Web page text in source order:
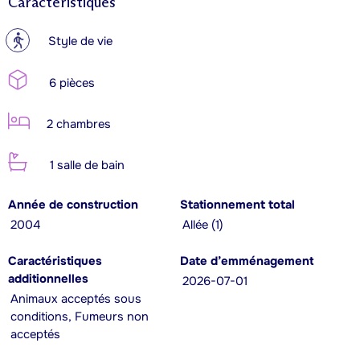
? Style de vie
6 pièces
2 chambres
1 salle de bain
Année de construction
2004
Stationnement total
Allée (1)
Caractéristiques
additionnelles
Animaux acceptés sous
conditions, Fumeurs non
acceptés
Date d’emménagement
2026-07-01